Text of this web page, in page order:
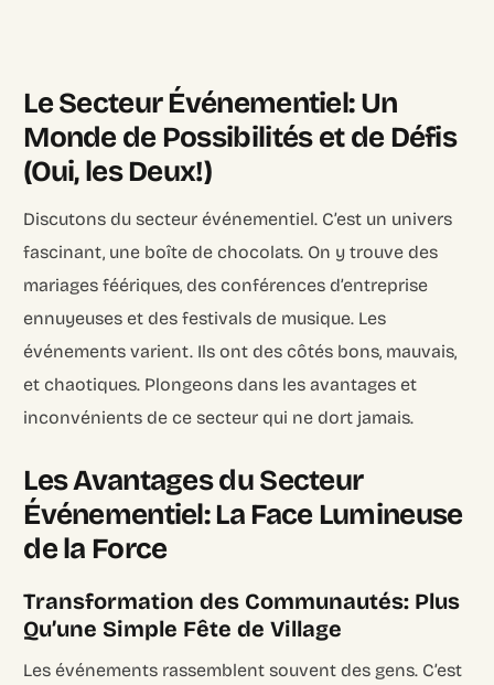
Le Secteur Événementiel: Un
Monde de Possibilités et de Défis
(Oui, les Deux!)
Discutons du secteur événementiel. C’est un univers
fascinant, une boîte de chocolats. On y trouve des
mariages féériques, des conférences d’entreprise
ennuyeuses et des festivals de musique. Les
événements varient. Ils ont des côtés bons, mauvais,
et chaotiques. Plongeons dans les avantages et
inconvénients de ce secteur qui ne dort jamais.
Les Avantages du Secteur
Événementiel: La Face Lumineuse
de la Force
Transformation des Communautés: Plus
Qu’une Simple Fête de Village
Les événements rassemblent souvent des gens. C’est